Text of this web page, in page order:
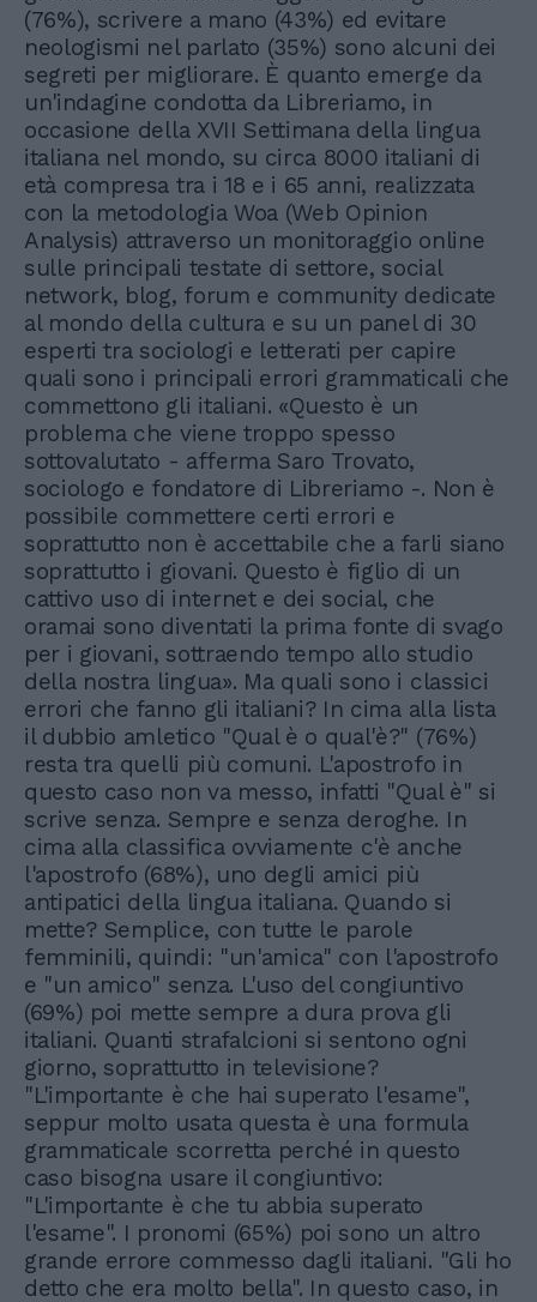
(76%), scrivere a mano (43%) ed evitare
neologismi nel parlato (35%) sono alcuni dei
segreti per migliorare. È quanto emerge da
un'indagine condotta da Libreriamo, in
occasione della XVII Settimana della lingua
italiana nel mondo, su circa 8000 italiani di
età compresa tra i 18 e i 65 anni, realizzata
con la metodologia Woa (Web Opinion
Analysis) attraverso un monitoraggio online
sulle principali testate di settore, social
network, blog, forum e community dedicate
al mondo della cultura e su un panel di 30
esperti tra sociologi e letterati per capire
quali sono i principali errori grammaticali che
commettono gli italiani. «Questo è un
problema che viene troppo spesso
sottovalutato - afferma Saro Trovato,
sociologo e fondatore di Libreriamo -. Non è
possibile commettere certi errori e
soprattutto non è accettabile che a farli siano
soprattutto i giovani. Questo è figlio di un
cattivo uso di internet e dei social, che
oramai sono diventati la prima fonte di svago
per i giovani, sottraendo tempo allo studio
della nostra lingua». Ma quali sono i classici
errori che fanno gli italiani? In cima alla lista
il dubbio amletico "Qual è o qual'è?" (76%)
resta tra quelli più comuni. L'apostrofo in
questo caso non va messo, infatti "Qual è" si
scrive senza. Sempre e senza deroghe. In
cima alla classifica ovviamente c'è anche
l'apostrofo (68%), uno degli amici più
antipatici della lingua italiana. Quando si
mette? Semplice, con tutte le parole
femminili, quindi: "un'amica" con l'apostrofo
e "un amico" senza. L'uso del congiuntivo
(69%) poi mette sempre a dura prova gli
italiani. Quanti strafalcioni si sentono ogni
giorno, soprattutto in televisione?
"L'importante è che hai superato l'esame",
seppur molto usata questa è una formula
grammaticale scorretta perché in questo
caso bisogna usare il congiuntivo:
"L'importante è che tu abbia superato
l'esame". I pronomi (65%) poi sono un altro
grande errore commesso dagli italiani. "Gli ho
detto che era molto bella". In questo caso, in